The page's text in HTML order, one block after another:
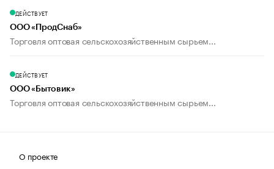
ДЕЙСТВУЕТ
ООО «ПродСнаб»
Торговля оптовая сельскохозяйственным сырьем...
ДЕЙСТВУЕТ
ООО «Бытовик»
Торговля оптовая сельскохозяйственным сырьем...
О проекте